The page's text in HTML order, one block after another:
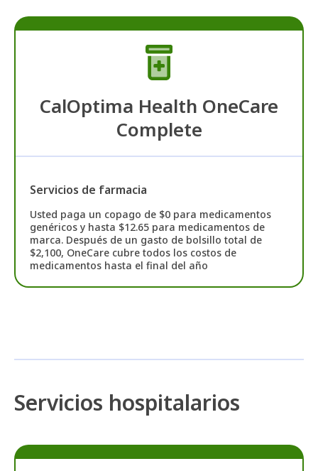
CalOptima Health OneCare
Complete
Servicios de farmacia
Usted paga un copago de $0 para medicamentos
genéricos y hasta $12.65 para medicamentos de
marca. Después de un gasto de bolsillo total de
$2,100, OneCare cubre todos los costos de
medicamentos hasta el final del año
Servicios hospitalarios